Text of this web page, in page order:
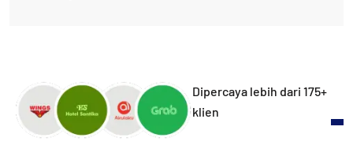
Dipercaya lebih dari 175+
klien